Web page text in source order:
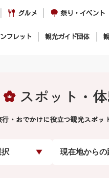
グルメ 祭り・イベント
フレット 観光ガイド団体
スポット・
・おでかけに役立つ観光スポッ
現在地からの